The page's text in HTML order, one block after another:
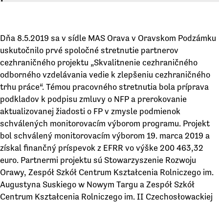
Dňa 8.5.2019 sa v sídle MAS Orava v Oravskom Podzámku
uskutočnilo prvé spoločné stretnutie partnerov
cezhraničného projektu „Skvalitnenie cezhraničného
odborného vzdelávania vedie k zlepšeniu cezhraničného
trhu práce“. Témou pracovného stretnutia bola príprava
podkladov k podpisu zmluvy o NFP a prerokovanie
aktualizovanej žiadosti o FP v zmysle podmienok
schválených monitorovacím výborom programu. Projekt
bol schválený monitorovacím výborom 19. marca 2019 a
získal finančný príspevok z EFRR vo výške 200 463,32
euro. Partnermi projektu sú Stowarzyszenie Rozwoju
Orawy, Zespół Szkół Centrum Kształcenia Rolniczego im.
Augustyna Suskiego w Nowym Targu a Zespół Szkół
Centrum Kształcenia Rolniczego im. II Czechosłowackiej